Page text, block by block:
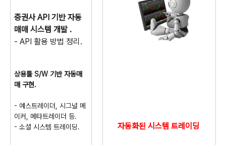
증권사 API 기반 자동
매매 시스템 개발 .
- API 활용 방법 정리.
상용툴 S/W 기반 자동매
매 구현.
- 예스트레이더, 시그널 메
이커, 메타트레이더 등.
- 소셜 시스템 트레이딩.
자동화된 시스템 트레이딩